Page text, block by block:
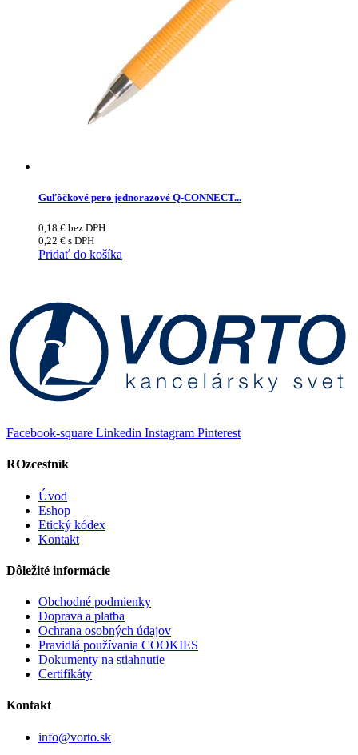
Guľôčkové pero jednorazové Q-CONNECT...
0,18 € bez DPH
0,22 € s DPH
Pridať do košíka
Facebook-square Linkedin Instagram Pinterest
ROzcestník
Úvod
Eshop
Etický kódex
Kontakt
Dôležité informácie
Obchodné podmienky
Doprava a platba
Ochrana osobných údajov
Pravidlá používania COOKIES
Dokumenty na stiahnutie
Certifikáty
Kontakt
info@vorto.sk